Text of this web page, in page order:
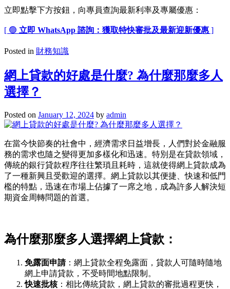
立即點擊下方按鈕，向專員查詢最新利率及專屬優惠：
[ 🟢 立即 WhatsApp 諮詢：獲取特快審批及最新迎新優惠 ]
Posted in 財務知識
網上貸款的好處是什麼? 為什麼那麼多人
選擇？
Posted on January 12, 2024 by admin
在當今快節奏的社會中，經濟需求日益增長，人們對於金融服
務的需求也隨之變得更加多樣化和迅速。特別是在貸款領域，
傳統的銀行貸款程序往往繁瑣且耗時，這就使得網上貸款成為
了一種新興且受歡迎的選擇。網上貸款以其便捷、快速和低門
檻的特點，迅速在市場上佔據了一席之地，成為許多人解決短
期資金周轉問題的首選。
為什麼那麼多人選擇網上貸款：
免露面申請：網上貸款全程免露面，貸款人可隨時隨地
網上申請貸款，不受時間地點限制。
快速批核：相比傳統貸款，網上貸款的審批過程更快，